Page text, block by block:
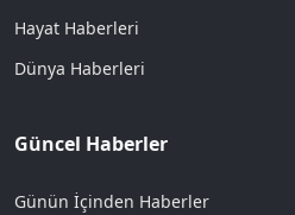
Hayat Haberleri
Dünya Haberleri
Güncel Haberler
Günün İçinden Haberler